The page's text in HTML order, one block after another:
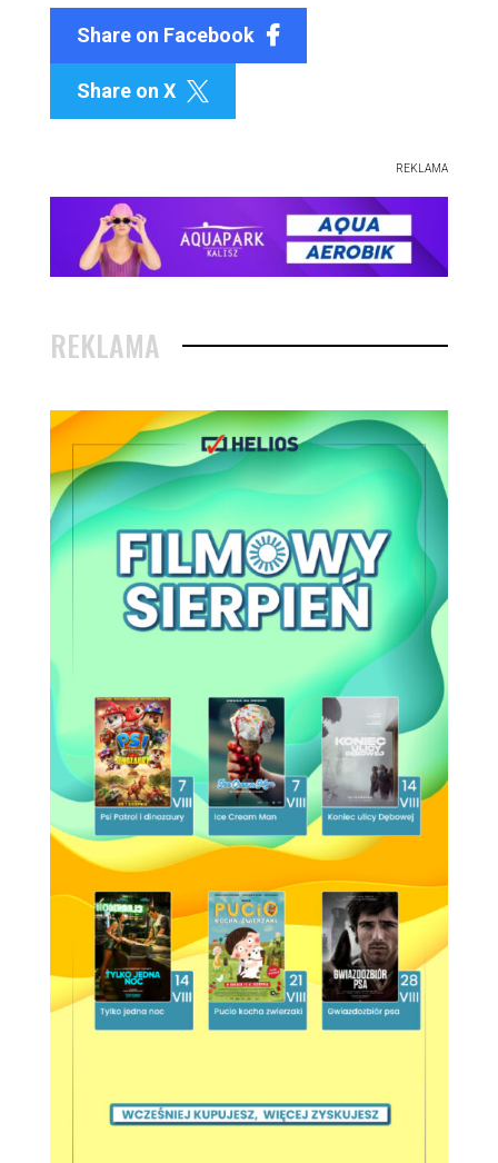
Share on Facebook
Share on X 
REKLAMA
REKLAMA